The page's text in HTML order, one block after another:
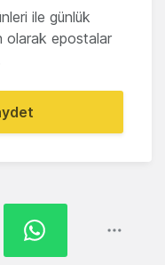
ile günlük
olarak epostalar